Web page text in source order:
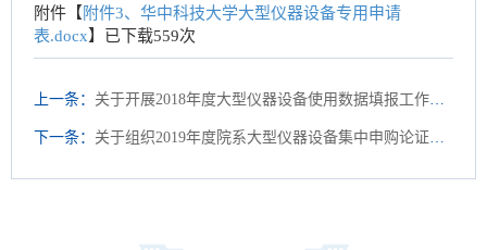
附件【 附件3、华中科技大学大型仪器设备专用申请
表.docx】已下载559次
上一条： 关于开展2018年度大型仪器设备使用数据填报工作的通知
下一条： 关于组织2019年度院系大型仪器设备集中申购论证的通知